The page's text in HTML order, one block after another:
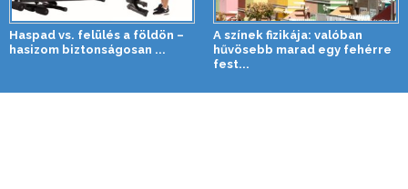
Haspad vs. felülés a földön –
hasizom biztonságosan ...
A színek fizikája: valóban
hűvösebb marad egy fehérre
fest...